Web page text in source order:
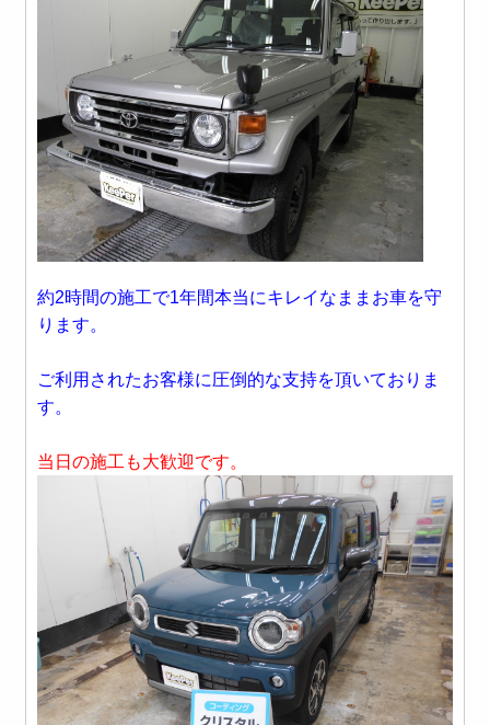
約2時間の施工で1年間本当にキレイなままお車を守
ります。
ご利用されたお客様に圧倒的な支持を頂いておりま
す。
当日の施工も大歓迎です。